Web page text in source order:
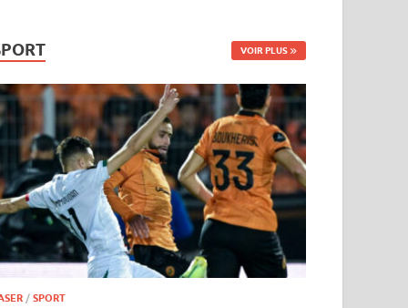
VOIR PLUS
/SPORT